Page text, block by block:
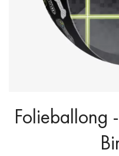
Folieballong